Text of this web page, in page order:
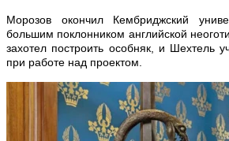
Морозов окончил Кембриджский
большим поклонником английской
захотел построить особняк, и Шехтель
при работе над проектом.